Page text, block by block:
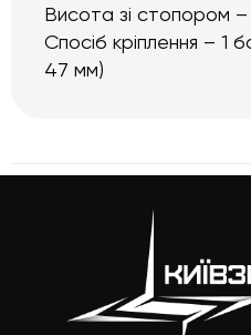
Висота зі стопором
Спосіб кріплення – 1
47 мм)